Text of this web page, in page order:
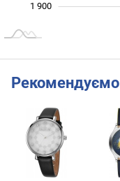
1 900
Рекомендуємо